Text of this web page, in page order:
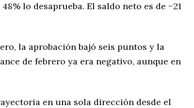
lo desaprueba. El saldo neto es de −21
la aprobación bajó seis puntos y la
de febrero ya era negativo, aunque en
en una sola dirección desde el